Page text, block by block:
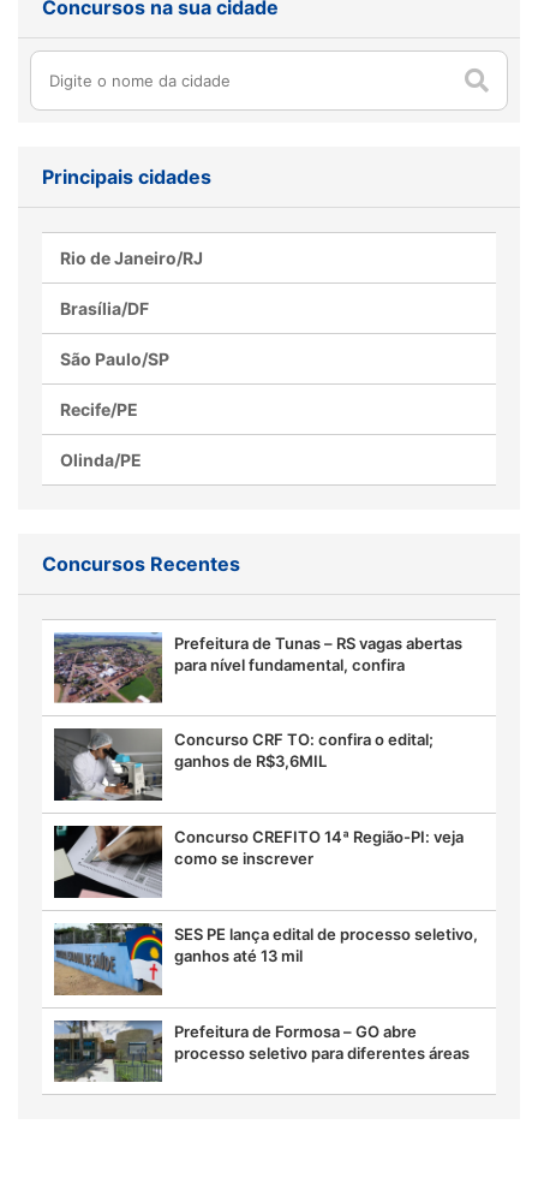
seu aliado na preparação
Concursos na sua cidade
Principais cidades
Rio de Janeiro/RJ
Brasília/DF
São Paulo/SP
Recife/PE
Olinda/PE
Concursos Recentes
Prefeitura de Tunas – RS vagas abertas
para nível fundamental, confira
Concurso CRF TO: confira o edital;
ganhos de R$3,6MIL
Concurso CREFITO 14ª Região-PI: veja
como se inscrever
SES PE lança edital de processo seletivo,
ganhos até 13 mil
Prefeitura de Formosa – GO abre
processo seletivo para diferentes áreas